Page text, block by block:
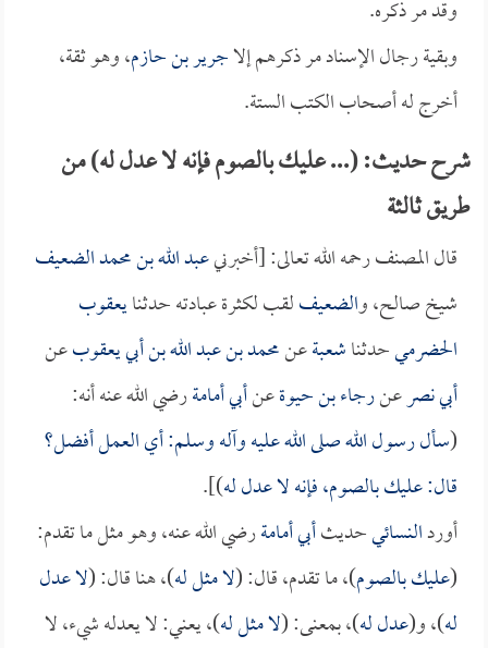
وقد مر ذكره.
وبقية رجال الإسناد مر ذكرهم إلاجرير بن حازم، وهو ثقة،
أخرج له أصحاب الكتب الستة.
شرح حديث: (... عليك بالصوم فإنه لا عدل له) من
طريق ثالثة
قال المصنف رحمه الله تعالى: [أخبرنيعبد الله بن محمد الضعيف
شيخ صالح، والضعيفلقب لكثرة عبادته حدثنايعقوب
الحضرميحدثناشعبةعنمحمد بن عبد الله بن أبي يعقوبعن
أبي نصرعنرجاء بن حيوةعنأبي أمامةرضي الله عنه أنه:
(سأل رسول الله صلى الله عليه وآله وسلم: أي العمل أفضل؟
قال: عليك بالصوم، فإنه لا عدل له)].
أوردالنسائيحديثأبي أمامةرضي الله عنه، وهو مثل ما تقدم:
(عليك بالصوم)، ما تقدم، قال: (لا مثل له)، هنا قال: (لا عدل
له)، و(عدل له)، بمعنى: (لا مثل له)، يعني: لا يعدله شيء، لا